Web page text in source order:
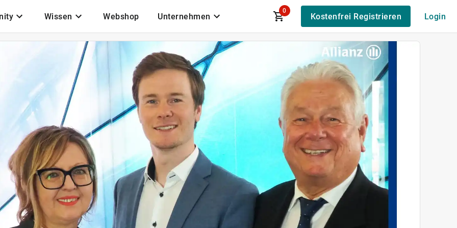
Wissen Webshop Unternehmen
0
Kostenfrei Registrieren Login